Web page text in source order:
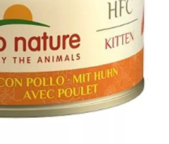
Menge